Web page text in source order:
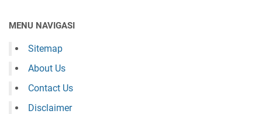
MENU NAVIGASI
Sitemap
About Us
Contact Us
Disclaimer